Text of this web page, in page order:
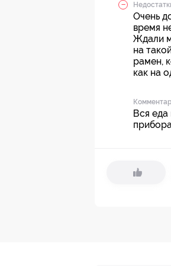
Очень
время
Ждали
на
рамен,
как на
Вся